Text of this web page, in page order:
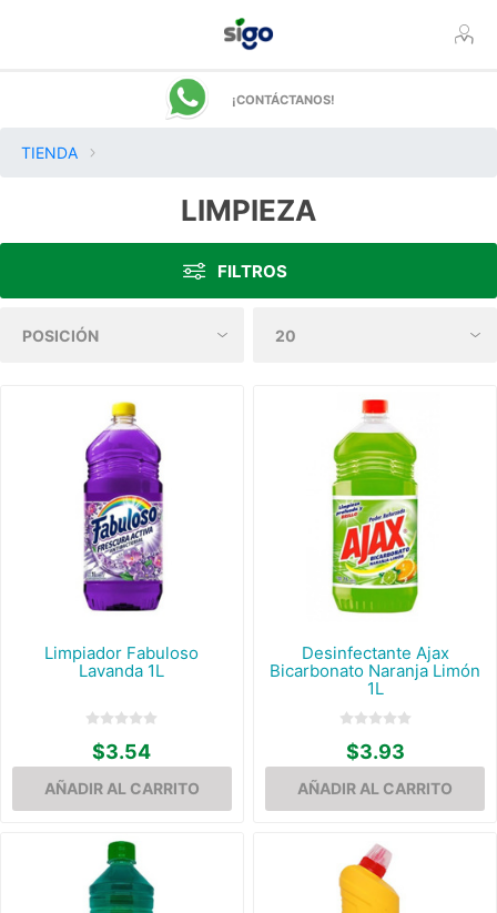
¡CONTÁCTANOS!
TIENDA
LIMPIEZA
FILTROS
Limpiador Fabuloso
Lavanda 1L
$3.54
Desinfectante Ajax
Bicarbonato Naranja Limón
1L
$3.93